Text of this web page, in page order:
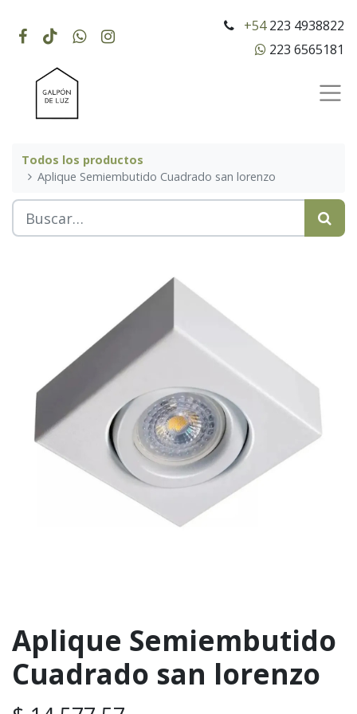
+54223 4938822
223 6565181
Todos los productos
Aplique Semiembutido Cuadrado san lorenzo
Aplique Semiembutido
Cuadrado san lorenzo